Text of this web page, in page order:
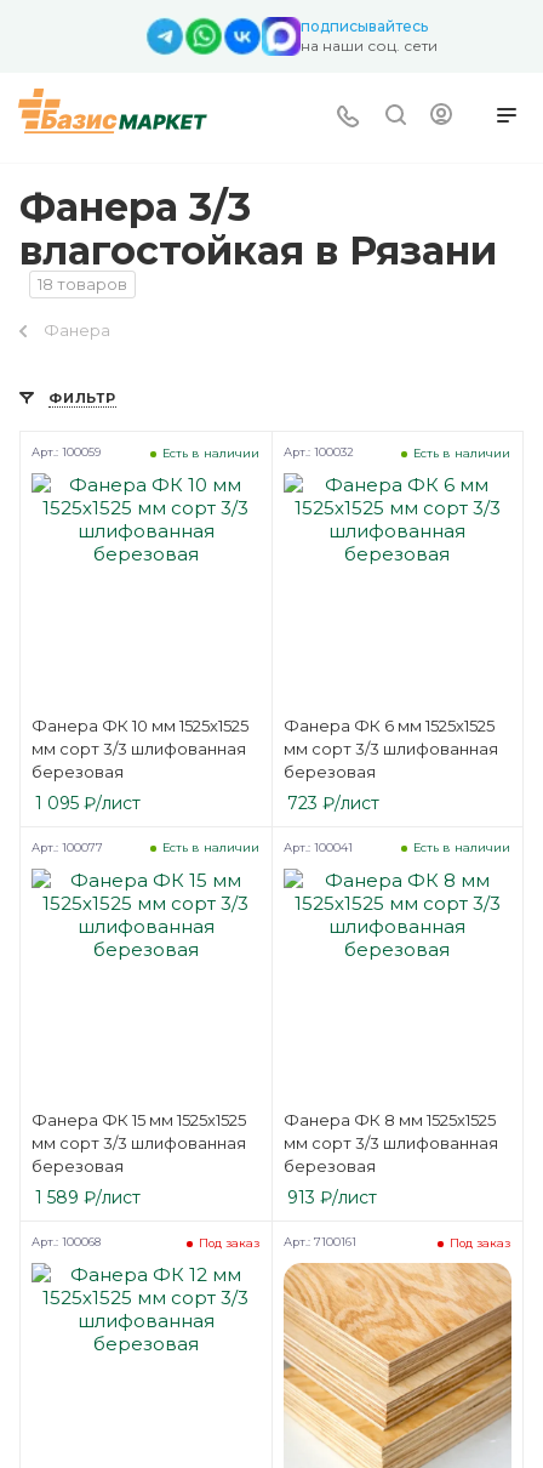
подписывайтесь
на наши соц. сети
Фанера 3/3
влагостойкая в Рязани
18 товаров
Фанера
ФИЛЬТР
Фанера ФК 10 мм 1525х1525
мм сорт 3/3 шлифованная
березовая
Есть в наличии
Арт.: 100059
1 095 ₽/лист
Фанера ФК 6 мм 1525х1525
мм сорт 3/3 шлифованная
березовая
Есть в наличии
Арт.: 100032
723 ₽/лист
Фанера ФК 15 мм 1525х1525
мм сорт 3/3 шлифованная
березовая
Есть в наличии
Арт.: 100077
1 589 ₽/лист
Фанера ФК 8 мм 1525х1525
мм сорт 3/3 шлифованная
березовая
Есть в наличии
Арт.: 100041
913 ₽/лист
Под заказ
Арт.: 100068 Под заказ
Арт.: 7100161